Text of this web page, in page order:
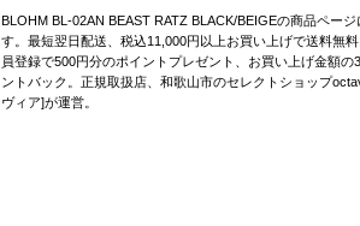
BLOHM BL-02AN BEAST RATZ BLACK/BEIGEの商品ページ
す。最短翌日配送、税込11,000円以上お買い上げで送料無
員登録で500円分のポイントプレゼント、お買い上げ金額の
ントバック。正規取扱店、和歌山市のセレクトショップ
ヴィア]が運営。